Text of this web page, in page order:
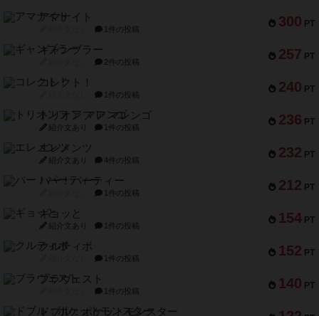
300 PT
アマナイト
1件の投稿
257 PT
ギャンブラー
2件の投稿
240 PT
コレクト！
1件の投稿
236 PT
トリオンフ ア マレンゴ
紹介文あり 1件の投稿
232 PT
エレメンツ
紹介文あり 4件の投稿
212 PT
バー！パーティー
1件の投稿
154 PT
ギョッと
紹介文あり 1件の投稿
152 PT
クルティボ
1件の投稿
140 PT
ブラヴェスト
1件の投稿
ドブル：ポケットモンスター